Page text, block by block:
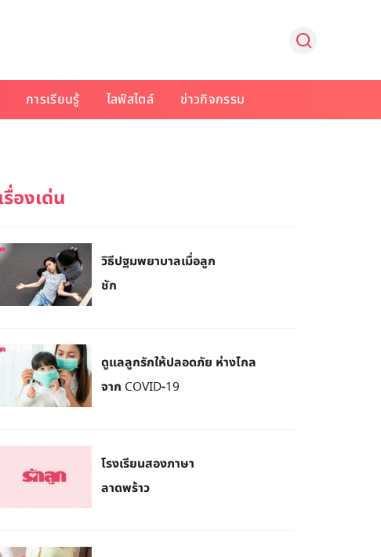
การเรียนรู้ ไลฟ์สไตล์ ข่าวกิจกรรม
วิธีปฐมพยาบาลเมื่อลูก
ชัก
​ดูแลลูกรักให้ปลอดภัย ห่างไกล
จาก COVID-19
โรงเรียนสองภาษา
ลาดพร้าว